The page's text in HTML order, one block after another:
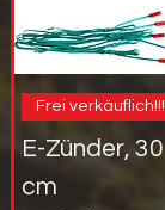
Frei verkäuflich!!!
E-Zünder, 30
cm